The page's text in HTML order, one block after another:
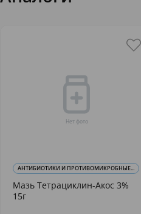
АНТИБИОТИКИ И ПРОТИВОМИКРОБНЫЕ...
Мазь Тетрациклин-Акос 3%
15г